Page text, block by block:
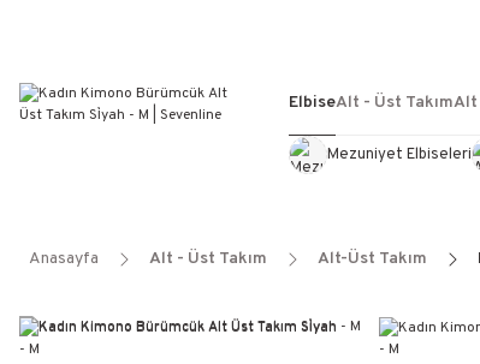
Elbise
Mezuniyet Elbiseleri
Alt - Üst TakımAlt
Anasayfa Alt - Üst Takım Alt-Üst Takım